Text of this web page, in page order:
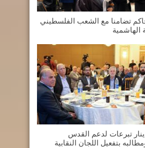
تضامنا مع الشعب الفلسطيني
الهاشمية
تبرعات لدعم القدس
بتفعيل اللجان النقابية